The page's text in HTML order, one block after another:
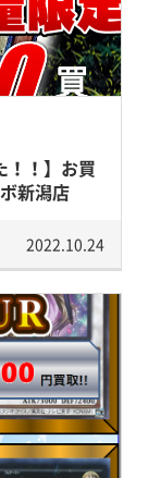
！！】お買
新潟店
2022.10.24